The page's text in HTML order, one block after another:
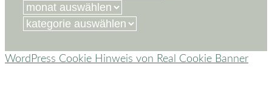
nach:
kategorien
WordPress Cookie Hinweis von Real Cookie Banner